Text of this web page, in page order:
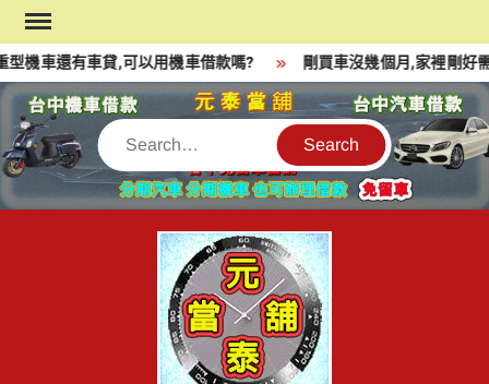
Skip
to
content
機車還有車貸,可以用機車借款嗎? 剛買車沒幾個月,家裡剛好
Search